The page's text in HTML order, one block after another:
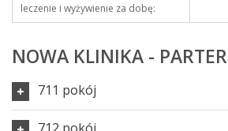
leczenie i wyżywienie za dobę:
NOWA KLINIKA - PARTER
711 pokój